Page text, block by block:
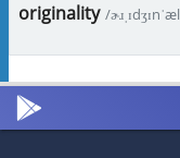
originality /